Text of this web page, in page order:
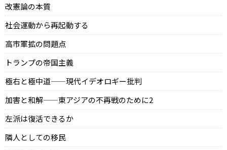
改憲論の本質
社会運動から再起動する
高市軍拡の問題点
トランプの帝国主義
極右と極中道——現代イデオロギー批判
加害と和解——東アジアの不再戦のために2
左派は復活できるか
隣人としての移民